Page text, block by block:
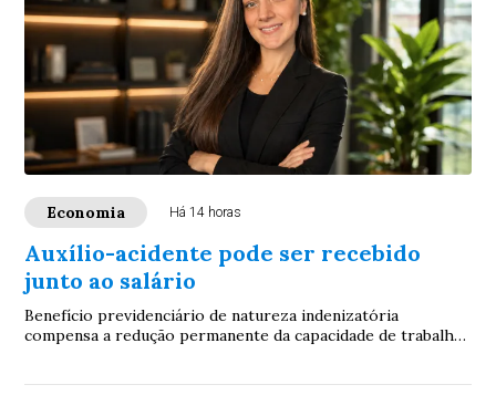
Economia Há 14 horas
Auxílio-acidente pode ser recebido
junto ao salário
Benefício previdenciário de natureza indenizatória
compensa a redução permanente da capacidade de trabalho